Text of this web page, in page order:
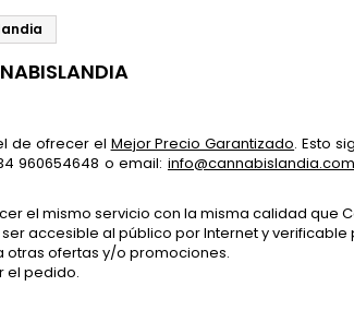
de ofrecer el Mejor Precio Garantizado. Esto
960654648 o email: info@cannabislandia.com
el mismo servicio con la misma calidad que
accesible al público por Internet y
otras ofertas y/o promociones.
el pedido.